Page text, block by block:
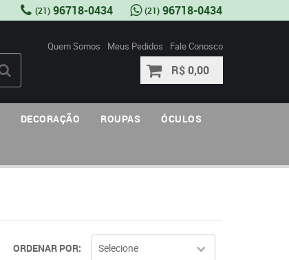
(21) 96718-0434 (21) 96718-0434
Quem Somos Meus Pedidos Fale Conosco
R$ 0,00
DECORAÇÃO ROUPAS ÓCULOS
ORDENAR POR Selecione